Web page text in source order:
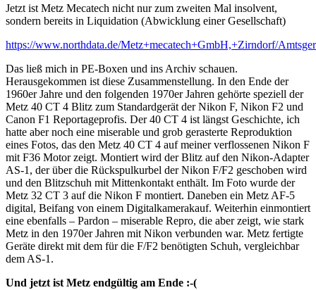
Jetzt ist Metz Mecatech nicht nur zum zweiten Mal insolvent,
sondern bereits in Liquidation (Abwicklung einer Gesellschaft)
https://www.northdata.de/Metz+mecatech+GmbH,+Zirndorf/
Das ließ mich in PE-Boxen und ins Archiv schauen.
Herausgekommen ist diese Zusammenstellung. In den Ende der
1960er Jahre und den folgenden 1970er Jahren gehörte speziell der
Metz 40 CT 4 Blitz zum Standardgerät der Nikon F, Nikon F2 und
Canon F1 Reportageprofis. Der 40 CT 4 ist längst Geschichte, ich
hatte aber noch eine miserable und grob gerasterte Reproduktion
eines Fotos, das den Metz 40 CT 4 auf meiner verflossenen Nikon F
mit F36 Motor zeigt. Montiert wird der Blitz auf den Nikon-Adapter
AS-1, der über die Rückspulkurbel der Nikon F/F2 geschoben wird
und den Blitzschuh mit Mittenkontakt enthält. Im Foto wurde der
Metz 32 CT 3 auf die Nikon F montiert. Daneben ein Metz AF-5
digital, Beifang von einem Digitalkamerakauf. Weiterhin einmontiert
eine ebenfalls – Pardon – miserable Repro, die aber zeigt, wie stark
Metz in den 1970er Jahren mit Nikon verbunden war. Metz fertigte
Geräte direkt mit dem für die F/F2 benötigten Schuh, vergleichbar
dem AS-1.
Und jetzt ist Metz endgültig am Ende :-(